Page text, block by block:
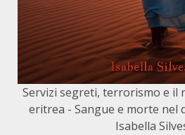
Servizi segreti, terrorismo e il
eritrea - Sangue e morte nel
Isabella